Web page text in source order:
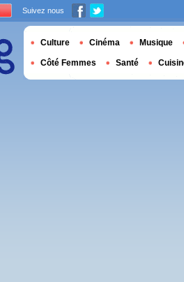
Suivez nous
Culture Cinéma Musique
Côté Femmes Santé